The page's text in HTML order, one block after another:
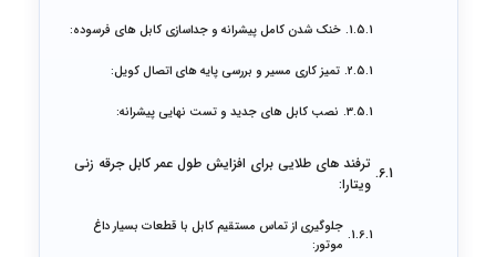
خنک شدن کامل پیشرانه و جداسازی کابل های فرسوده:
تمیز کاری مسیر و بررسی پایه های اتصال کویل:
نصب کابل های جدید و تست نهایی پیشرانه:
ترفند های طلایی برای افزایش طول عمر کابل جرقه زنی
ویتارا:
جلوگیری از تماس مستقیم کابل با قطعات بسیار داغ
موتور: